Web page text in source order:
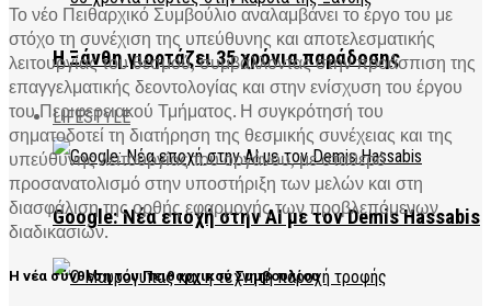
Η Ξάνθη γιορτάζει 35 χρόνια παράδοσης
LIFESTYLE
Google: Νέα εποχή στην AI με τον Demis Hassabis
Το νέο Πειθαρχικό Συμβούλιο αναλαμβάνει το έργο του με
στόχο τη συνέχιση της υπεύθυνης και αποτελεσματικής
λειτουργίας του θεσμού, συμβάλλοντας στην προάσπιση της
επαγγελματικής δεοντολογίας και στην ενίσχυση του έργου
του Περιφερειακού Τμήματος. Η συγκρότησή του
σηματοδοτεί τη διατήρηση της θεσμικής συνέχειας και της
υπεύθυνης λειτουργίας του οργάνου, με σταθερό
προσανατολισμό στην υποστήριξη των μελών και στη
διασφάλιση της ορθής εφαρμογής των προβλεπόμενων
διαδικασιών.
Η νέα σύνθεση του Πειθαρχικού Συμβουλίου